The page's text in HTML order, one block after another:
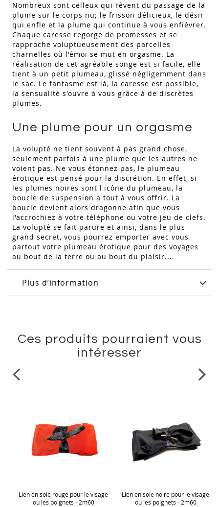
Nombreux sont celleux qui rêvent du passage de la
plume sur le corps nu; le frisson délicieux, le désir
qui enfle et la plume qui continue à vous enfiévrer.
Chaque caresse regorge de promesses et se
rapproche voluptueusement des parcelles
charnelles où l'émoi se mut en orgasme. La
réalisation de cet agréable songe est si facile, elle
tient à un petit plumeau, glissé négligemment dans
le sac. Le fantasme est là, la caresse est possible,
la sensualité s'ouvre à vous grâce à de discrètes
plumes.
Une plume pour un orgasme
La volupté ne tient souvent à pas grand chose,
seulement parfois à une plume que les autres ne
voient pas. Ne vous étonnez pas, le plumeau
érotique est pensé pour la discrétion. En effet, si
les plumes noires sont l'icône du plumeau, la
boucle de suspension a tout à vous offrir. La
boucle devient alors dragonne afin que vous
l'accrochiez à votre téléphone ou votre jeu de clefs.
La volupté se fait parure et ainsi, dans le plus
grand secret, vous pourrez emporter avec vous
partout votre plumeau érotique pour des voyages
au bout de la terre ou au bout du plaisir....
Plus d’information
Ces produits pourraient vous
intéresser
Lien en soie rouge pour le visage
ou les poignets - 2m60
Lien en soie noire pour le visage
ou les poignets - 2m60